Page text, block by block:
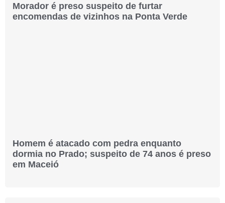
Morador é preso suspeito de furtar
encomendas de vizinhos na Ponta Verde
Homem é atacado com pedra enquanto
dormia no Prado; suspeito de 74 anos é preso
em Maceió